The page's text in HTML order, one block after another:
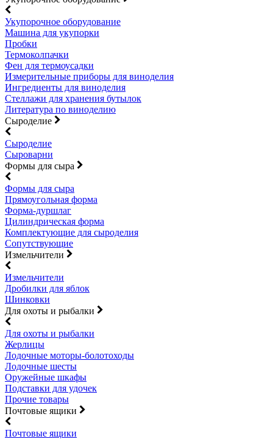
Укупорочное оборудование
Машина для укупорки
Пробки
Термоколпачки
Фен для термоусадки
Измерительные приборы для виноделия
Ингредиенты для виноделия
Стеллажи для хранения бутылок
Литература по виноделию
Сыроделие
Сыроделие
Сыроварни
Формы для сыра
Формы для сыра
Прямоугольная форма
Форма-дуршлаг
Цилиндрическая форма
Комплектующие для сыроделия
Сопутствующие
Измельчители
Измельчители
Дробилки для яблок
Шинковки
Для охоты и рыбалки
Для охоты и рыбалки
Жерлицы
Лодочные моторы-болотоходы
Лодочные шесты
Оружейные шкафы
Подставки для удочек
Прочие товары
Почтовые ящики
Почтовые ящики